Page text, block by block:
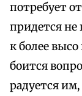
потребует
придется не
к более
боится
радуется